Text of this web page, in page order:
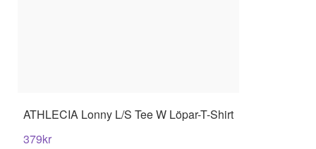
ATHLECIA Lonny L/S Tee W Löpar-T-Shirt
379kr